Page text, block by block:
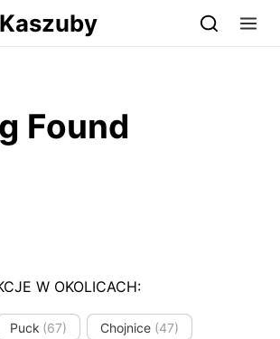
Found
W OKOLICACH:
Puck (67) Chojnice (47)